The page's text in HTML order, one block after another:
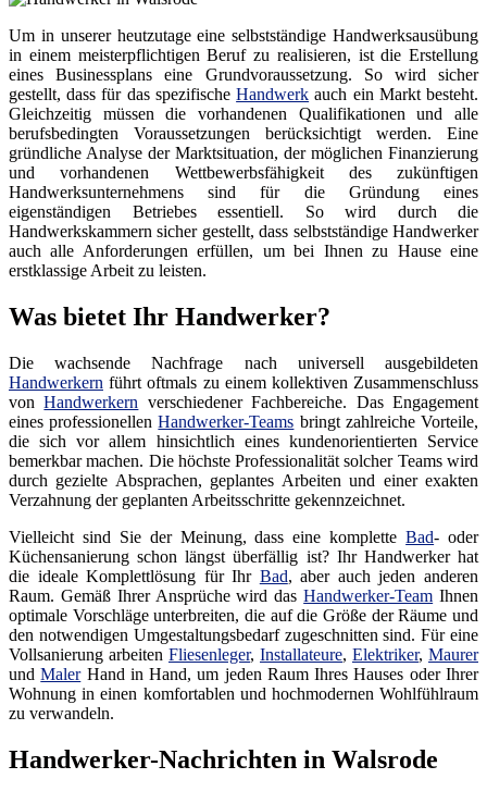
Um in unserer heutzutage eine selbstständige Handwerksausübung
in einem meisterpflichtigen Beruf zu realisieren, ist die Erstellung
eines Businessplans eine Grundvoraussetzung. So wird sicher
gestellt, dass für das spezifischeHandwerk auch ein Markt besteht.
Gleichzeitig müssen die vorhandenen Qualifikationen und alle
berufsbedingten Voraussetzungen berücksichtigt werden. Eine
gründliche Analyse der Marktsituation, der möglichen Finanzierung
und vorhandenen Wettbewerbsfähigkeit des zukünftigen
Handwerksunternehmens sind für die Gründung eines
eigenständigen Betriebes essentiell. So wird durch die
Handwerkskammern sicher gestellt, dass selbstständige Handwerker
auch alle Anforderungen erfüllen, um bei Ihnen zu Hause eine
erstklassige Arbeit zu leisten.
Was bietet Ihr Handwerker?
Die wachsende Nachfrage nach universell ausgebildeten
Handwerkern führt oftmals zu einem kollektiven Zusammenschluss
vonHandwerkern verschiedener Fachbereiche. Das Engagement
eines professionellenHandwerker-Teams bringt zahlreiche Vorteile,
die sich vor allem hinsichtlich eines kundenorientierten Service
bemerkbar machen. Die höchste Professionalität solcher Teams wird
durch gezielte Absprachen, geplantes Arbeiten und einer exakten
Verzahnung der geplanten Arbeitsschritte gekennzeichnet.
Vielleicht sind Sie der Meinung, dass eine kompletteBad- oder
Küchensanierung schon längst überfällig ist? Ihr Handwerker hat
die ideale Komplettlösung für Ihr Bad, aber auch jeden anderen
Raum. Gemäß Ihrer Ansprüche wird dasHandwerker-Team Ihnen
optimale Vorschläge unterbreiten, die auf die Größe der Räume und
den notwendigen Umgestaltungsbedarf zugeschnitten sind. Für eine
Vollsanierung arbeiten Fliesenleger, Installateure, Elektriker, Maurer
undMalerHand in Hand, um jeden Raum Ihres Hauses oder Ihrer
Wohnung in einen komfortablen und hochmodernen Wohlfühlraum
zu verwandeln.
Handwerker-Nachrichten in Walsrode